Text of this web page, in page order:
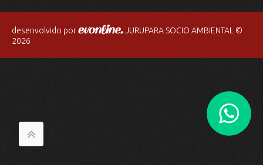
desenvolvido por
JURUPARA SOCIO AMBIENTAL ©
2026